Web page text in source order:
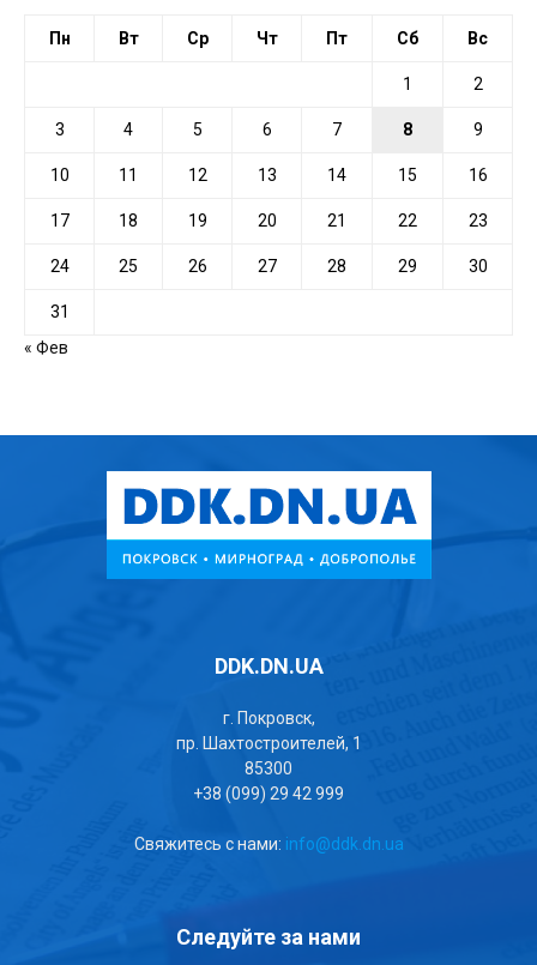
Пн Вт Ср Чт Пт Сб Вс
1 2
3 4 5 6 7 8 9
10 11 12 13 14 15 16
17 18 19 20 21 22 23
24 25 26 27 28 29 30
31
« Фев
DDK.DN.UA
г. Покровск,
пр. Шахтостроителей, 1
85300
+38 (099) 29 42 999
Свяжитесь с нами: info@ddk.dn.ua
Следуйте за нами